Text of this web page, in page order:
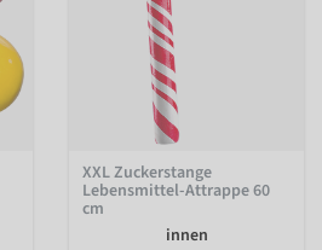
XXL Zuckerstange
Lebensmittel-Attrappe 60
cm
innen